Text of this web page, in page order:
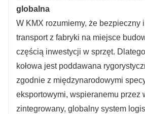
globalna
W KMX rozumiemy, że bezpieczny
transport z fabryki na miejsce
częścią inwestycji w sprzęt.
kołowa jest poddawana
zgodnie z międzynarodowymi
eksportowymi, wspieranemu przez
zintegrowany, globalny system